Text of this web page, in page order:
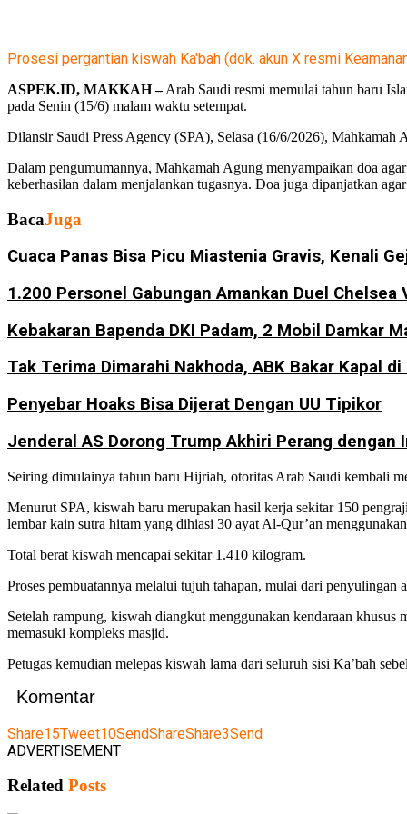
Prosesi pergantian kiswah Ka'bah (dok. akun X resmi
ASPEK.ID, MAKKAH –Arab Saudi resmi memulai tahun baru
pada Senin (15/6) malam waktu setempat.
Dilansir Saudi Press Agency (SPA), Selasa (16/6/2026),
Dalam pengumumannya, Mahkamah Agung menyampaikan doa
keberhasilan dalam menjalankan tugasnya. Doa juga dipanjatkan
BacaJuga
Cuaca Panas Bisa Picu Miastenia Gravis, Kenali
1.200 Personel Gabungan Amankan Duel Chelsea
Kebakaran Bapenda DKI Padam, 2 Mobil Damkar
Tak Terima Dimarahi Nakhoda, ABK Bakar Kapal
Penyebar Hoaks Bisa Dijerat Dengan UU Tipikor
Jenderal AS Dorong Trump Akhiri Perang dengan
Seiring dimulainya tahun baru Hijriah, otoritas Arab Saudi kembali
Menurut SPA, kiswah baru merupakan hasil kerja sekitar 150
lembar kain sutra hitam yang dihiasi 30 ayat Al-Qur’an
Total berat kiswah mencapai sekitar 1.410 kilogram.
Proses pembuatannya melalui tujuh tahapan, mulai dari penyulingan
Setelah rampung, kiswah diangkut menggunakan kendaraan
memasuki kompleks masjid.
Petugas kemudian melepas kiswah lama dari seluruh sisi Ka’bah
Komentar
Share15Tweet10SendShareShare3Send
ADVERTISEMENT
Related Posts